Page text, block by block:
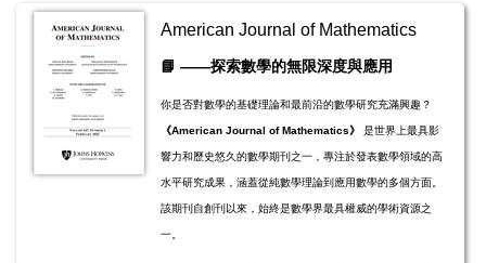
American Journal of Mathematics
📘 ——探索數學的無限深度與應用
你是否對數學的基礎理論和最前沿的數學研究充滿興趣？
《American Journal of Mathematics》 是世界上最具影
響力和歷史悠久的數學期刊之一，專注於發表數學領域的高
水平研究成果，涵蓋從純數學理論到應用數學的多個方面。
該期刊自創刊以來，始終是數學界最具權威的學術資源之
一。